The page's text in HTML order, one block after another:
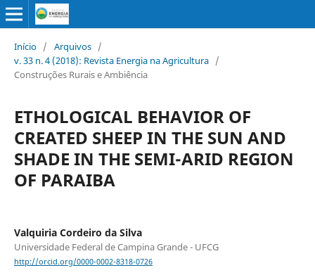
Início / Arquivos /
v. 33 n. 4 (2018): Revista Energia na Agricultura /
Construções Rurais e Ambiência
ETHOLOGICAL BEHAVIOR OF
CREATED SHEEP IN THE SUN AND
SHADE IN THE SEMI-ARID REGION
OF PARAIBA
Valquiria Cordeiro da Silva
Universidade Federal de Campina Grande - UFCG
http://orcid.org/0000-0002-8318-0726